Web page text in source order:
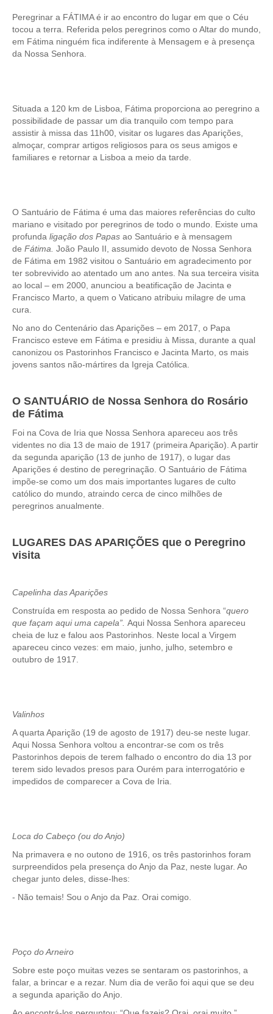
Peregrinar a FÁTIMA é ir ao encontro do lugar em que o Céu
tocou a terra. Referida pelos peregrinos como o Altar do mundo,
em Fátima ninguém fica indiferente à Mensagem e à presença
da Nossa Senhora.
Situada a 120 km de Lisboa, Fátima proporciona ao peregrino a
possibilidade de passar um dia tranquilo com tempo para
assistir à missa das 11h00, visitar os lugares das Aparições,
almoçar, comprar artigos religiosos para os seus amigos e
familiares e retornar a Lisboa a meio da tarde.
O Santuário de Fátima é uma das maiores referências do culto
mariano e visitado por peregrinos de todo o mundo. Existe uma
profunda ligação dos Papas ao Santuário e à mensagem
de Fátima. João Paulo II, assumido devoto de Nossa Senhora
de Fátima em 1982 visitou o Santuário em agradecimento por
ter sobrevivido ao atentado um ano antes. Na sua terceira visita
ao local – em 2000, anunciou a beatificação de Jacinta e
Francisco Marto, a quem o Vaticano atribuiu milagre de uma
cura.
No ano do Centenário das Aparições – em 2017, o Papa
Francisco esteve em Fátima e presidiu à Missa, durante a qual
canonizou os Pastorinhos Francisco e Jacinta Marto, os mais
jovens santos não-mártires da Igreja Católica.
O SANTUÁRIO de Nossa Senhora do Rosário
de Fátima
Foi na Cova de Iria que Nossa Senhora apareceu aos três
videntes no dia 13 de maio de 1917 (primeira Aparição). A partir
da segunda aparição (13 de junho de 1917), o lugar das
Aparições é destino de peregrinação. O Santuário de Fátima
impõe-se como um dos mais importantes lugares de culto
católico do mundo, atraindo cerca de cinco milhões de
peregrinos anualmente.
LUGARES DAS APARIÇÕES que o Peregrino
visita
Capelinha das Aparições
Construída em resposta ao pedido de Nossa Senhora “quero
que façam aqui uma capela”. Aqui Nossa Senhora apareceu
cheia de luz e falou aos Pastorinhos. Neste local a Virgem
apareceu cinco vezes: em maio, junho, julho, setembro e
outubro de 1917.
Valinhos
A quarta Aparição (19 de agosto de 1917) deu-se neste lugar.
Aqui Nossa Senhora voltou a encontrar-se com os três
Pastorinhos depois de terem falhado o encontro do dia 13 por
terem sido levados presos para Ourém para interrogatório e
impedidos de comparecer a Cova de Iria.
Loca do Cabeço (ou do Anjo)
Na primavera e no outono de 1916, os três pastorinhos foram
surpreendidos pela presença do Anjo da Paz, neste lugar. Ao
chegar junto deles, disse-lhes:
- Não temais! Sou o Anjo da Paz. Orai comigo.
Poço do Arneiro
Sobre este poço muitas vezes se sentaram os pastorinhos, a
falar, a brincar e a rezar. Num dia de verão foi aqui que se deu
a segunda aparição do Anjo.